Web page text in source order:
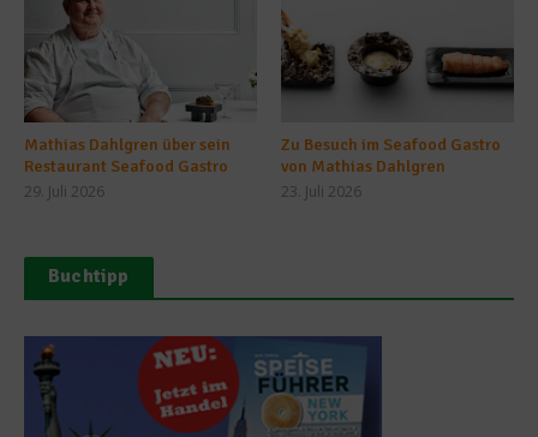
Mathias Dahlgren über sein
Restaurant Seafood Gastro
29. Juli 2026
Zu Besuch im Seafood Gastro
von Mathias Dahlgren
23. Juli 2026
Buchtipp